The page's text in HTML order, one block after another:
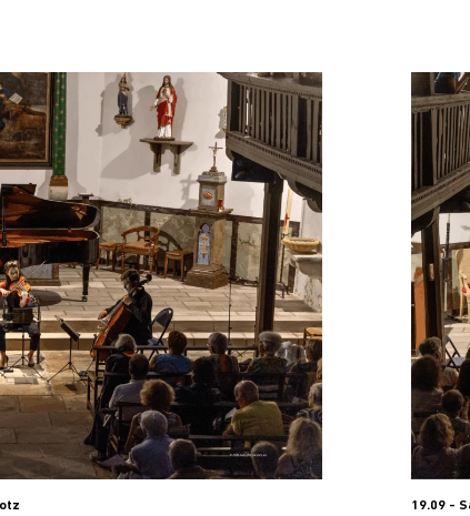
19.09 -